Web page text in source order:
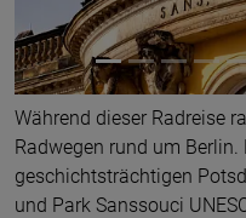
Während dieser Radreise
Radwegen rund um
geschichtsträchtigen
und Park Sanssouci